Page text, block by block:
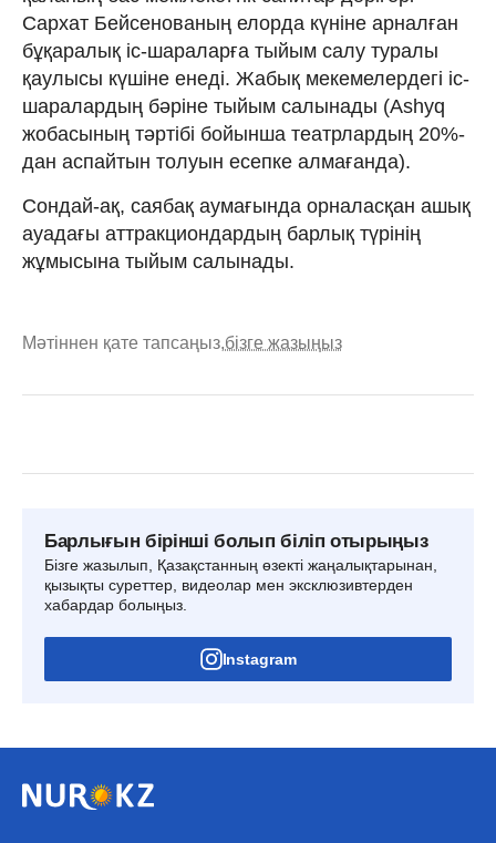
Сархат Бейсенованың елорда күніне арналған
бұқаралық іс-шараларға тыйым салу туралы
қаулысы күшіне енеді. Жабық мекемелердегі іс-
шаралардың бәріне тыйым салынады (Ashyq
жобасының тәртібі бойынша театрлардың 20%-
дан аспайтын толуын есепке алмағанда).
Сондай-ақ, саябақ аумағында орналасқан ашық
ауадағы аттракциондардың барлық түрінің
жұмысына тыйым салынады.
Мәтіннен қате тапсаңыз,бізге жазыңыз
Барлығын бірінші болып біліп отырыңыз
Бізге жазылып, Қазақстанның өзекті жаңалықтарынан,
қызықты суреттер, видеолар мен эксклюзивтерден
хабардар болыңыз.
Instagram